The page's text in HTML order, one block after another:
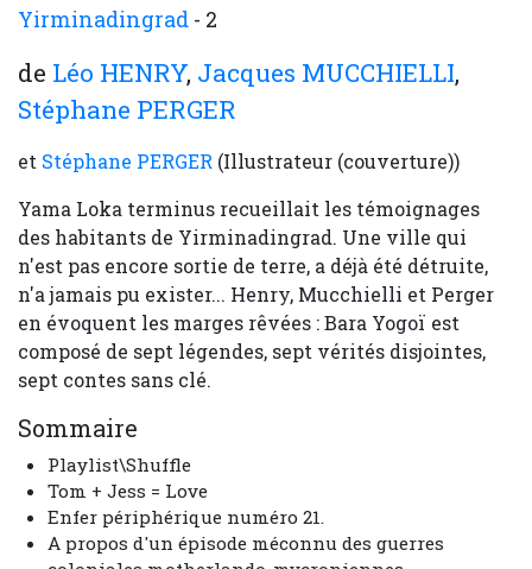
Yirminadingrad - 2
de Léo HENRY, Jacques MUCCHIELLI,
Stéphane PERGER
et Stéphane PERGER (Illustrateur (couverture))
Yama Loka terminus recueillait les témoignages
des habitants de Yirminadingrad. Une ville qui
n'est pas encore sortie de terre, a déjà été détruite,
n'a jamais pu exister... Henry, Mucchielli et Perger
en évoquent les marges rêvées : Bara Yogoï est
composé de sept légendes, sept vérités disjointes,
sept contes sans clé.
Sommaire
Playlist\Shuffle
Tom + Jess = Love
Enfer périphérique numéro 21.
A propos d'un épisode méconnu des guerres